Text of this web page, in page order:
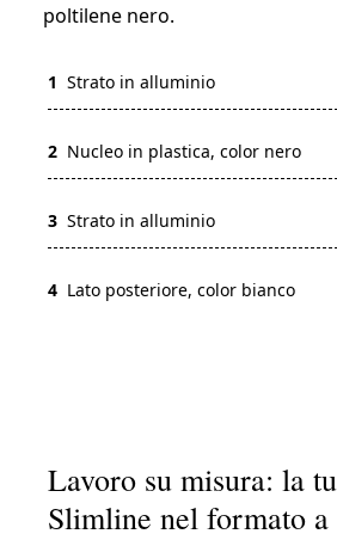
poltilene nero.
1 Strato in alluminio
2 Nucleo in plastica, color nero
3 Strato in alluminio
4 Lato posteriore, color bianco
Lavoro su misura: la
Slimline nel formato a